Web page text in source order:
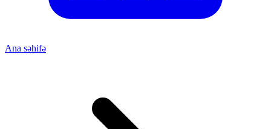
Ana səhifə